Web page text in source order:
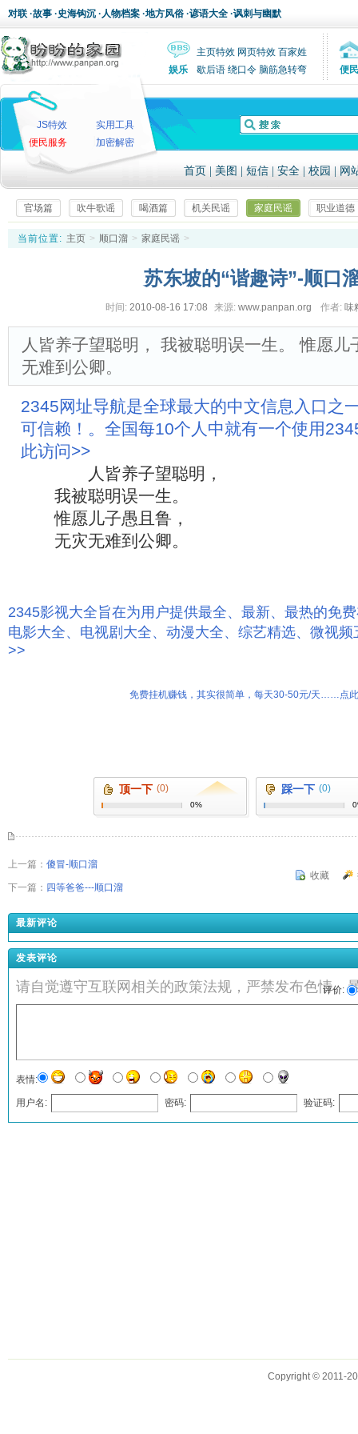
对联 ·故事 ·史海钩沉 ·人物档案 ·地方风俗 ·谚语大全 ·讽刺与幽默
主页特效 网页特效 百家姓
娱乐
歇后语 绕口令 脑筋急转弯 便民
JS特效
实用工具
便民服务
加密解密
首页 美图 短信 安全 校园 网
官场篇 吹牛歌谣 喝酒篇 机关民谣 家庭民谣 职业道德
当前位置: 主页 > 顺口溜 > 家庭民谣 >
苏东坡的“谐趣诗”-顺口
时间: 2010-08-16 17:08 来源: www.panpan.org 作者: 味
人皆养子望聪明， 我被聪明误一生。 惟愿儿
无难到公卿。
2345网址导航是全球最大的中文信息入口之
可信赖！。全国每10个人中就有一个使用
此访问>>
人皆养子望聪明，
我被聪明误一生。
惟愿儿子愚且鲁，
无灾无难到公卿。
2345影视大全旨在为用户提供最全、最新、最热的免
电影大全、电视剧大全、动漫大全、综艺精选、微视
>>
免费挂机赚钱，其实很简单，每天30-50元/天……点
顶一下 (0)
0%
踩一下 (0)
上一篇： 傻冒-顺口溜
下一篇： 四等爸爸---顺口溜
收藏
最新评论
发表评论
请自觉遵守互联网相关的政策法规，严禁发布色情、
评价:
表情:
用户名: 密码: 验证码:
Copyright © 2011-